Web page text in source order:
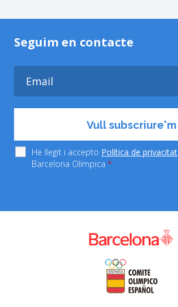
Seguim en contacte
He llegit i accepto Política de privacitat
Barcelona Olímpica *